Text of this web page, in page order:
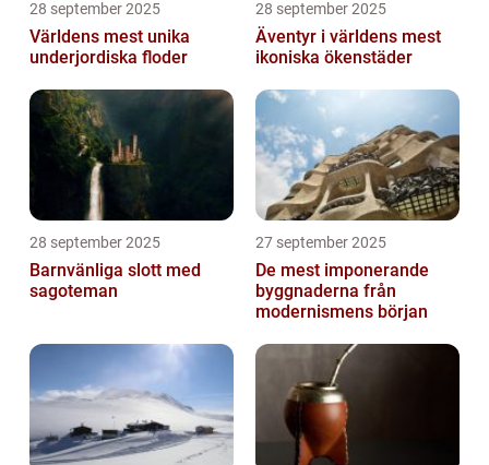
28 september 2025
Världens mest unika
underjordiska floder
28 september 2025
Äventyr i världens mest
ikoniska ökenstäder
28 september 2025
Barnvänliga slott med
sagoteman
27 september 2025
De mest imponerande
byggnaderna från
modernismens början